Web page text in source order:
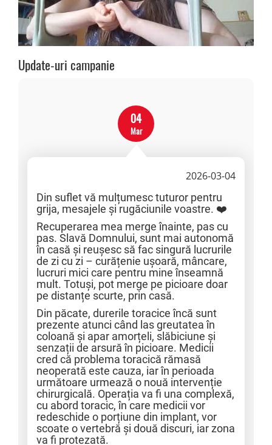
Update-uri campanie
04
Mar
2026-03-04
Din suflet vă mulțumesc tuturor pentru
grija, mesajele și rugăciunile voastre. ❤️
Recuperarea mea merge înainte, pas cu
pas. Slavă Domnului, sunt mai autonomă
în casă și reușesc să fac singură lucrurile
de zi cu zi – curățenie ușoară, mâncare,
lucruri mici care pentru mine înseamnă
mult. Totuși, pot merge pe picioare doar
pe distanțe scurte, prin casă.
Din păcate, durerile toracice încă sunt
prezente atunci când las greutatea în
coloană și apar amorțeli, slăbiciune și
senzații de arsură în picioare. Medicii
cred că problema toracică rămasă
neoperată este cauza, iar în perioada
următoare urmează o nouă intervenție
chirurgicală. Operația va fi una complexă,
cu abord toracic, în care medicii vor
redeschide o porțiune din implant, vor
scoate o vertebră și două discuri, iar zona
va fi protezată.